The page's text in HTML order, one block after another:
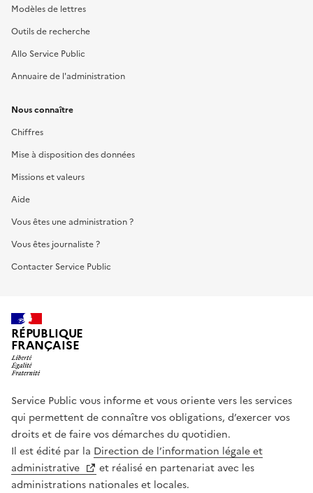
Modèles de lettres
Outils de recherche
Allo Service Public
Annuaire de l'administration
Nous connaître
Chiffres
Mise à disposition des données
Missions et valeurs
Aide
Vous êtes une administration ?
Vous êtes journaliste ?
Contacter Service Public
RÉPUBLIQUE
FRANÇAISE
Service Public vous informe et vous oriente vers les services
qui permettent de connaître vos obligations, d’exercer vos
droits et de faire vos démarches du quotidien.
Il est édité par la Direction de l’information légale et
administrative
et réalisé en partenariat avec les
administrations nationales et locales.